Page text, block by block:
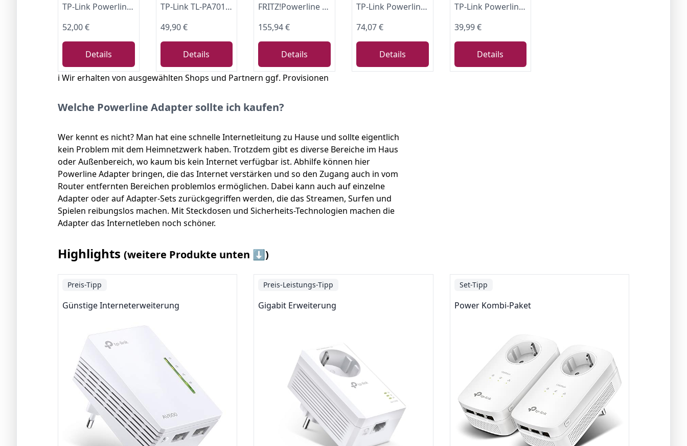
TP-Link Powerline Adapter Set TL-PA7017P KIT(1000Mbit/s, mit Steckdose, Gigabit-Port, Plug&Play, Kompatibel mit HomePlug AV/AV2 Powerline Adaptern, Ideal für Media-Streaming)
52,00 €
Details
TP-Link TL-PA7019P KIT AV1000 Gigabit Powerline Adapter mit Steckdose (1x Gigabit Port, Plug und Play, energiesparend, kompatibel zu allen gängigen Powerline Adaptern) weiß
49,90 €
Details
FRITZ!Powerline 1260 WLAN Set | Mesh| Wi-Fi 5 bis zu 1,2 GBit/s
155,94 €
Details
TP-Link Powerline Adapter Set TL-PA8030P KIT(1300Mbit/s Homeplug AV2, 2*2-MIMO, Steckdose, 6 Gigabit Ports, Plug&Play, kompatibel mit allen Powerline Adaptern, ideal für Streaming, energiesparend)weiß
74,07 €
Details
TP-Link Powerline Adapter Set TL-PA717 KIT(1000Mbit/s, Gigabit-Port, Plug&Play, Kompatibel mit Allen HomePlug AV/AV2 Powerline Adaptern, Ideal für Media-Streaming
39,99 €
Details
ℹ️ Wir erhalten von ausgewählten Shops und Partnern ggf. Provisionen
Welche Powerline Adapter sollte ich kaufen?
Wer kennt es nicht? Man hat eine schnelle Internetleitung zu Hause und sollte eigentlich
kein Problem mit dem Heimnetzwerk haben. Trotzdem gibt es diverse Bereiche im Haus
oder Außenbereich, wo kaum bis kein Internet verfügbar ist. Abhilfe können hier
Powerline Adapter bringen, die das Internet verstärken und so den Zugang auch in vom
Router entfernten Bereichen problemlos ermöglichen. Dabei kann auch auf einzelne
Adapter oder auf Adapter-Sets zurückgegriffen werden, die das Streamen, Surfen und
Spielen reibungslos machen. Mit Steckdosen und Sicherheits-Technologien machen die
Adapter das Internetleben noch schöner.
Highlights (weitere Produkte unten ⬇️)
Preis-Tipp
Günstige Interneterweiterung
Preis-Leistungs-Tipp
Gigabit Erweiterung
Set-Tipp
Power Kombi-Paket